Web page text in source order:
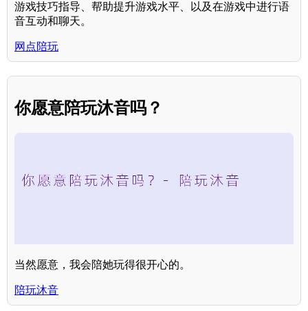
游戏技巧指导、帮助提升游戏水平、以及在游戏中进行语
音互动和聊天。
网点陪玩
你愿意陪玩沐音吗？
当然愿意，我会陪她玩得很开心的。
陪玩沐音